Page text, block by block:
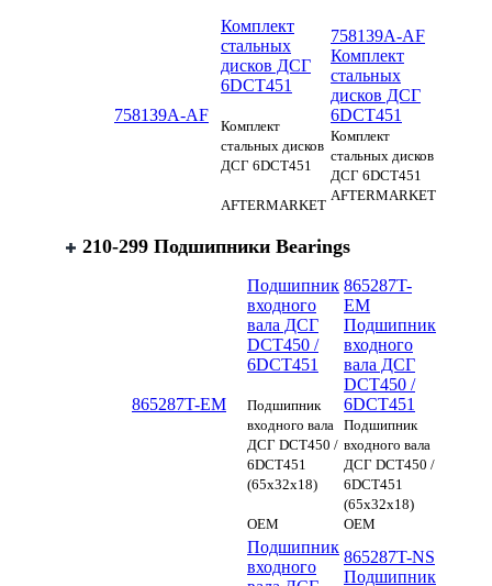
758139A-AF
Комплект
стальных
дисков ДСГ
6DCT451
Комплект
стальных дисков
ДСГ 6DCT451
AFTERMARKET
758139A-AF
Комплект
стальных
дисков ДСГ
6DCT451
Комплект
стальных дисков
ДСГ 6DCT451
AFTERMARKET
210-299 Подшипники Bearings
865287T-EM
Подшипник
входного
вала ДСГ
DCT450 /
6DCT451
Подшипник
входного вала
ДСГ DCT450 /
6DCT451
(65х32х18)
OEM
865287T-
EM
Подшипник
входного
вала ДСГ
DCT450 /
6DCT451
Подшипник
входного вала
ДСГ DCT450 /
6DCT451
(65х32х18)
OEM
Подшипник
входного
865287T-NS
Подшипник